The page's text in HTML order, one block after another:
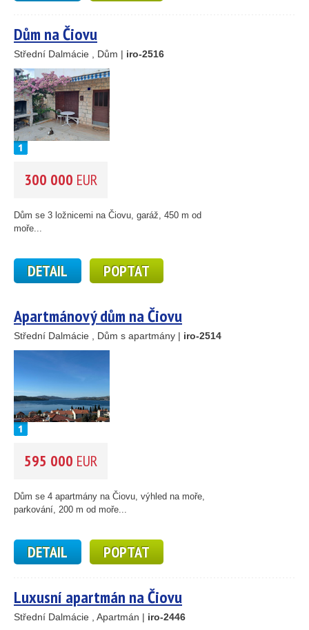
2
Dům na Čiovu
Střední Dalmácie , Dům | iro-2516
300 000 EUR
Dům se 3 ložnicemi na Čiovu, garáž, 450 m od
moře...
DETAIL POPTAT
Apartmánový dům na Čiovu
Střední Dalmácie , Dům s apartmány | iro-2514
595 000 EUR
Dům se 4 apartmány na Čiovu, výhled na moře,
parkování, 200 m od moře...
DETAIL POPTAT
Luxusní apartmán na Čiovu
Střední Dalmácie , Apartmán | iro-2446